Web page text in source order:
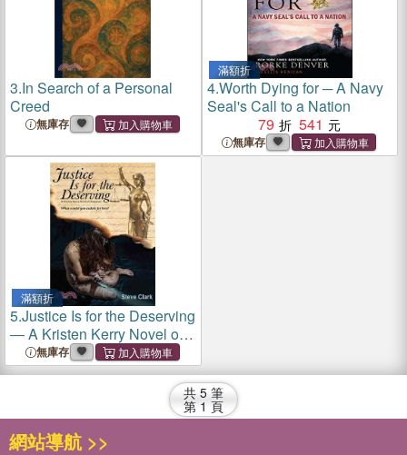
3.In Search of a Personal
Creed
無庫存
滿額折
4.Worth Dying for ─ A Navy
Seal's Call to a Nation
79
541
無庫存
滿額折
5.Justice Is for the Deserving
― A Kristen Kerry Novel of
Suspense
無庫存
共 5 筆
第 1 頁
網站導航 >>